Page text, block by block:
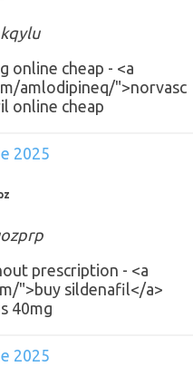
online cheap - <a
amlodipineq/">norvasc
online cheap
2025
prescription - <a
">buy sildenafil</a>
40mg
2025